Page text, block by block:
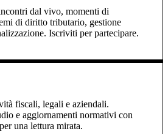
dal vivo, momenti di
di diritto tributario, gestione
Iscriviti per partecipare.
fiscali, legali e aziendali.
e aggiornamenti normativi con
una lettura mirata.